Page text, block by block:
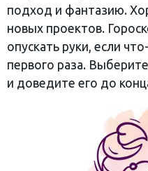
подход и фантазию.
новых проектов.
опускать руки, если
первого раза.
и доведите его до